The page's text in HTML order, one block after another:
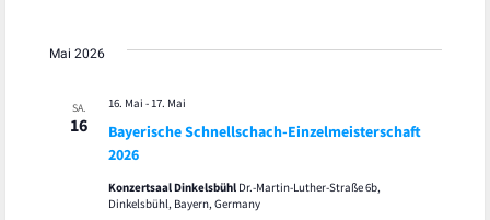
Mai 2026
SA.
16
Bayerische Schnellschach-Einzelmeisterschaft
2026
16. Mai - 17. Mai
Konzertsaal Dinkelsbühl Dr.-Martin-Luther-Straße 6b,
Dinkelsbühl, Bayern, Germany